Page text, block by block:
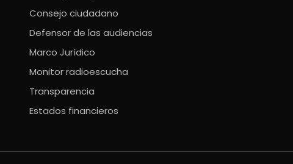
Consejo ciudadano
Defensor de las audiencias
Marco Jurídico
Monitor radioescucha
Transparencia
Estados financieros